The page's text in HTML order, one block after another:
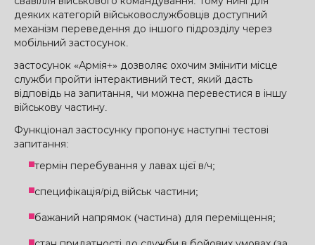
деяких категорій військовослужбовців доступний
механізм переведення до іншого підрозділу через
мобільний застосунок.
застосунок «Армія+» дозволяє охочим змінити місце
служби пройти інтерактивний тест, який дасть
відповідь на запитання, чи можна перевестися в іншу
військову частину.
Функціонал застосунку пропонує наступні тестові
запитання:
термін перебування у лавах цієї в/ч;
специфікація/рід військ частини;
бажаний напрямок (частина) для переміщення;